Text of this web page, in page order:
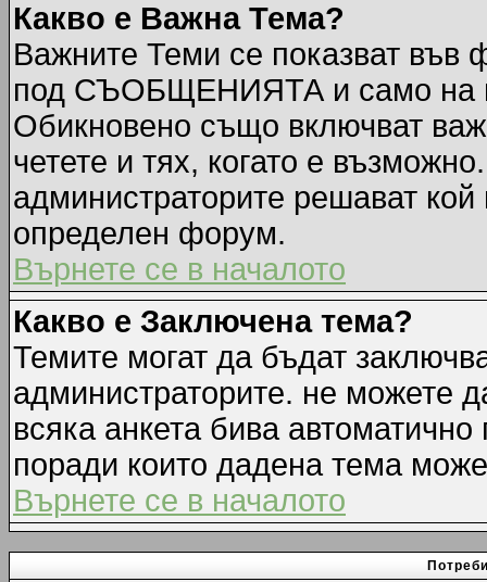
Какво е Важна Тема?
Важните Теми се показват във
под СЪОБЩЕНИЯТА и само на
Обикновено също включват
четете и тях, когато е
администраторите решават
определен форум.
Върнете се в началото
Какво е Заключена тема?
Темите могат да бъдат
администраторите. не можете
всяка анкета бива
поради които дадена тема
Върнете се в началото